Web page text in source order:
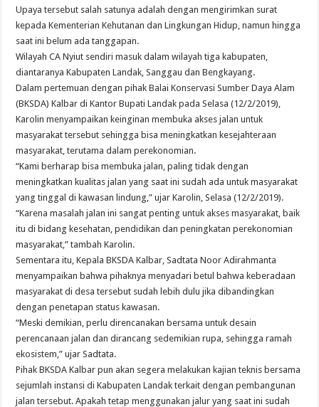
Upaya tersebut salah satunya adalah dengan mengirimkan surat
kepada Kementerian Kehutanan dan Lingkungan Hidup, namun hingga
saat ini belum ada tanggapan.
Wilayah CA Nyiut sendiri masuk dalam wilayah tiga kabupaten,
diantaranya Kabupaten Landak, Sanggau dan Bengkayang.
Dalam pertemuan dengan pihak Balai Konservasi Sumber Daya Alam
(BKSDA) Kalbar di Kantor Bupati Landak pada Selasa (12/2/2019),
Karolin menyampaikan keinginan membuka akses jalan untuk
masyarakat tersebut sehingga bisa meningkatkan kesejahteraan
masyarakat, terutama dalam perekonomian.
“Kami berharap bisa membuka jalan, paling tidak dengan
meningkatkan kualitas jalan yang saat ini sudah ada untuk masyarakat
yang tinggal di kawasan lindung,” ujar Karolin, Selasa (12/2/2019).
“Karena masalah jalan ini sangat penting untuk akses masyarakat, baik
itu di bidang kesehatan, pendidikan dan peningkatan perekonomian
masyarakat,” tambah Karolin.
Sementara itu, Kepala BKSDA Kalbar, Sadtata Noor Adirahmanta
menyampaikan bahwa pihaknya menyadari betul bahwa keberadaan
masyarakat di desa tersebut sudah lebih dulu jika dibandingkan
dengan penetapan status kawasan.
“Meski demikian, perlu direncanakan bersama untuk desain
perencanaan jalan dan dirancang sedemikian rupa, sehingga ramah
ekosistem,” ujar Sadtata.
Pihak BKSDA Kalbar pun akan segera melakukan kajian teknis bersama
sejumlah instansi di Kabupaten Landak terkait dengan pembangunan
jalan tersebut. Apakah tetap menggunakan jalur yang saat ini sudah